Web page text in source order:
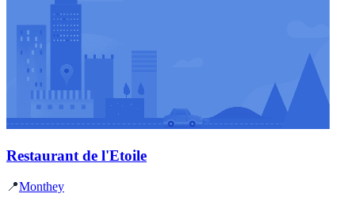
Restaurant de l'Etoile
📍Monthey